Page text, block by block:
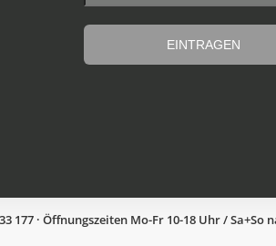
177 · Öffnungszeiten Mo-Fr 10-18 Uhr / Sa+So